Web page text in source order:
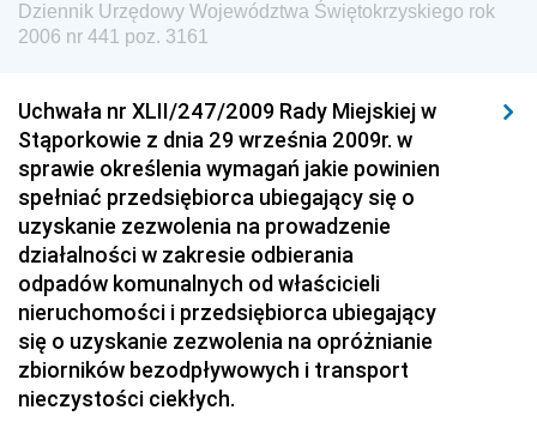
Dziennik Urzędowy Urzędu Lotnictwa Cywilnego
Dziennik Urzędowy Ministerstwa Hutnictwa i
Przemysłu Maszynowego
Dziennik Urzędowy Ministerstwa Zdrowia i Opieki
Społecznej
Dziennik Urzędowy Ministerstwa Rolnictwa, Leśnictwa
i Gospodarki Żywnościowej
Dziennik Urzędowy Ministra Spraw Wewnętrznych
Dziennik Urzędowy Ministra Transportu, Budownictwa
i Gospodarki Morskiej
Dziennik Urzędowy Województwa Świętokrzyskiego rok
2006 nr 441 poz. 3161
Uchwała nr XLII/247/2009 Rady Miejskiej w
Stąporkowie z dnia 29 września 2009r. w
sprawie określenia wymagań jakie powinien
spełniać przedsiębiorca ubiegający się o
uzyskanie zezwolenia na prowadzenie
działalności w zakresie odbierania
odpadów komunalnych od właścicieli
nieruchomości i przedsiębiorca ubiegający
się o uzyskanie zezwolenia na opróżnianie
zbiorników bezodpływowych i transport
nieczystości ciekłych.